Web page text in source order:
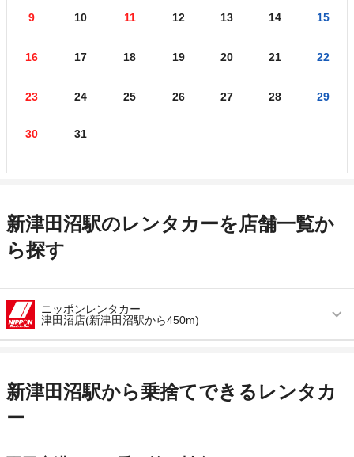
9 10 11 12 13 14 15
16 17 18 19 20 21 22
23 24 25 26 27 28 29
30 31
新津田沼駅のレンタカーを店舗一覧か
ら探す
ニッポンレンタカー
津田沼店(新津田沼駅から450m)
アクセス 津田沼駅より徒歩で約3分（送迎なし）
新津田沼駅から乗捨てできるレンタカ
ー